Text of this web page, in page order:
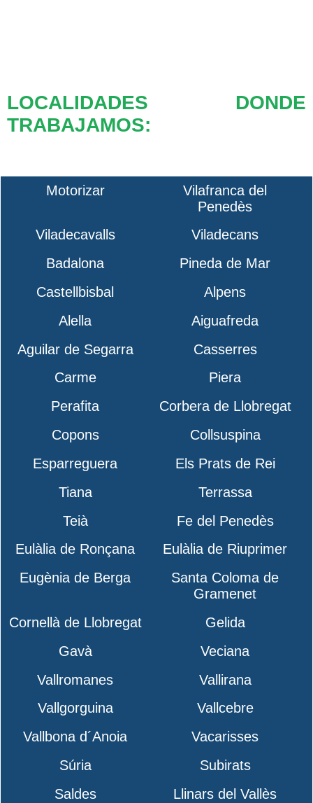
LOCALIDADES DONDE
TRABAJAMOS:
Motorizar
Vilafranca del
Penedès
Viladecavalls
Viladecans
Badalona
Pineda de Mar
Castellbisbal
Alpens
Alella
Aiguafreda
Aguilar de Segarra
Casserres
Carme
Piera
Perafita
Corbera de Llobregat
Copons
Collsuspina
Esparreguera
Els Prats de Rei
Tiana
Terrassa
Teià
Fe del Penedès
Eulàlia de Ronçana
Eulàlia de Riuprimer
Eugènia de Berga
Santa Coloma de
Gramenet
Cornellà de Llobregat
Gelida
Gavà
Veciana
Vallromanes
Vallirana
Vallgorguina
Vallcebre
Vallbona d´Anoia
Vacarisses
Súria
Subirats
Saldes
Llinars del Vallès